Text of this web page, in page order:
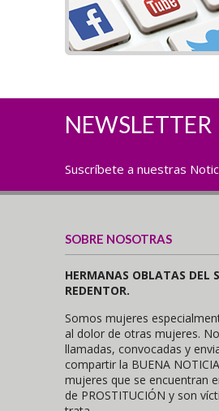
NEWSLETTER
Suscríbete a nuestras
SOBRE NOSOTRAS
HERMANAS OBLATAS DEL
REDENTOR.
Somos mujeres
al dolor de otras mujeres.
llamadas, convocadas y
compartir la BUENA
mujeres que se encuentran
de PROSTITUCIÓN y son